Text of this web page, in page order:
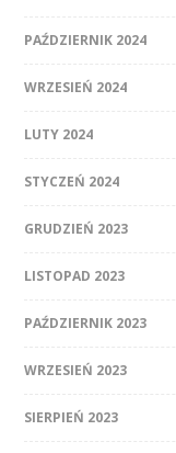
PAŹDZIERNIK 2024
WRZESIEŃ 2024
LUTY 2024
STYCZEŃ 2024
GRUDZIEŃ 2023
LISTOPAD 2023
PAŹDZIERNIK 2023
WRZESIEŃ 2023
SIERPIEŃ 2023